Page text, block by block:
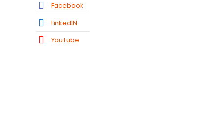
Facebook
LinkedIN
YouTube